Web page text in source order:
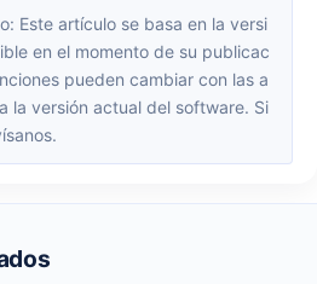
en el momento de su publicac
pueden cambiar con las a
la versión actual del software. Si